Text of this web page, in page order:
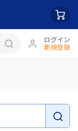
ログイン
新規登録